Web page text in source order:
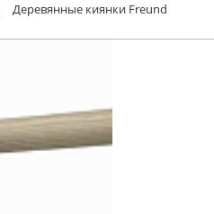
Деревянные киянки Freund